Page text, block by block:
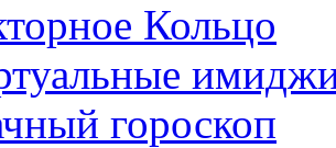
Кольцо
гороскоп